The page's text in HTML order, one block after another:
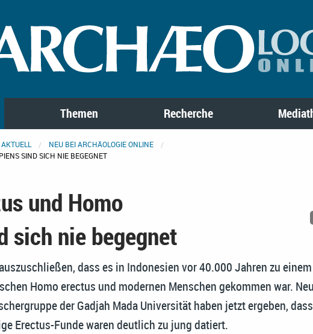
Themen Recherche
AKTUELL
NEU BEI ARCHÄOLOGIE ONLINE
SIND SICH NIE BEGEGNET
und Homo
sich nie begegnet
dass es in Indonesien vor 40.000 Jahren zu einem
Homo erectus und modernen Menschen gekommen war.
der Gadjah Mada Universität haben jetzt ergeben,
Erectus-Funde waren deutlich zu jung datiert.